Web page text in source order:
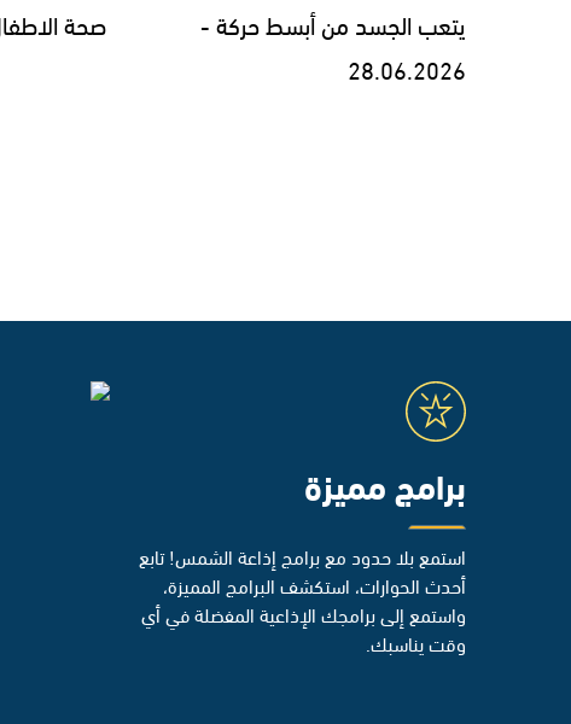
يتعب الجسد من أبسط حركة -
28.06.2026
صحة الاطفال -
برامج مميزة
استمع بلا حدود مع برامج إذاعة الشمس! تابع
أحدث الحوارات، استكشف البرامج المميزة،
واستمع إلى برامجك الإذاعية المفضلة في أي
وقت يناسبك.